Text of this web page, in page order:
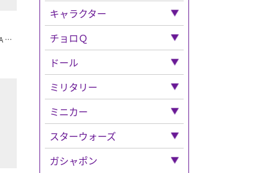
キャラクター
「キャラクター」全て
「ディズニー」全て
マジカルコレクション
ボックス入り
超合金
鉄人２８号
トトロ
チョロＱ
バス
チョロQその他
ドール
ミリタリー
ウエポンなど
ミニカー
「ミニカー」全て
スターウォーズ
「スターウォーズ」全て
ガシャポン
ミッキーマウス オールドスタイル ULTRA DETAIL FIGURE 214 ディズニー